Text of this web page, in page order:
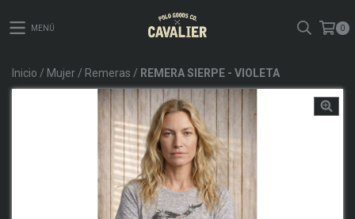
MENÚ 0
Inicio / Mujer / Remeras / REMERA SIERPE - VIOLETA